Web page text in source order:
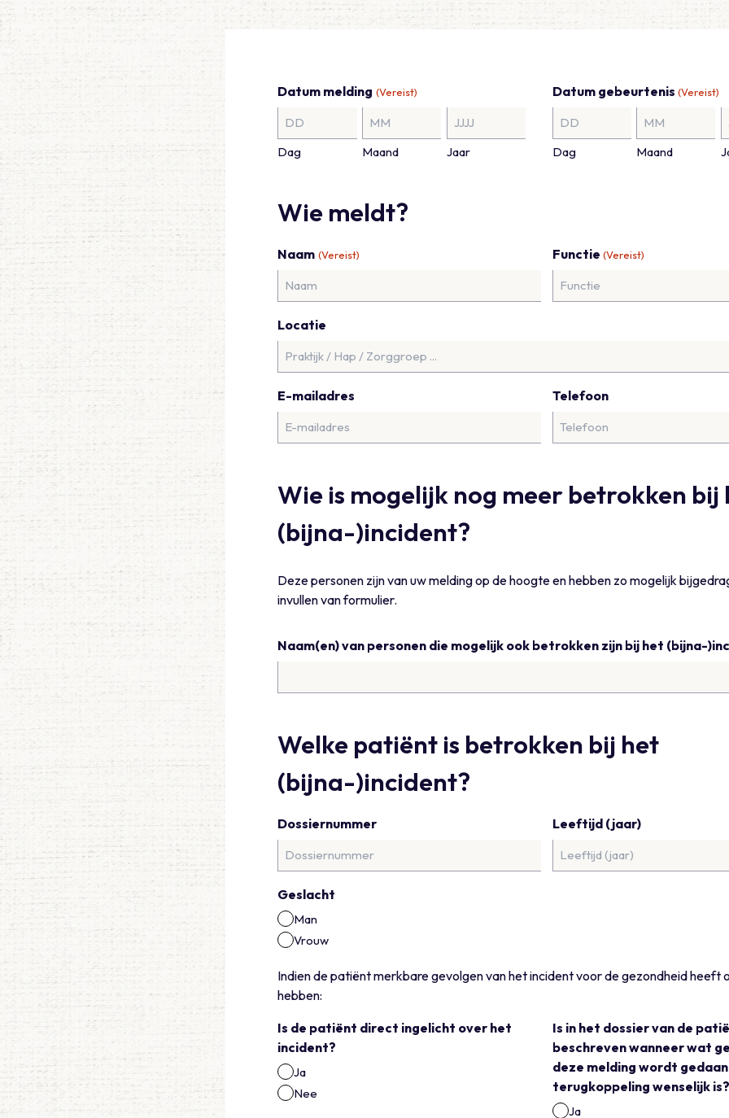
Datum melding (Vereist)
Dag Maand Jaar
Datum gebeurtenis (Vereist)
Dag Maand
Wie meldt?
Naam (Vereist) Functie (Vereist)
Locatie
E-mailadres Telefoon
Wie is mogelijk nog meer betrokken bij
(bijna-)incident?
Deze personen zijn van uw melding op de hoogte en hebben zo mogelijk
invullen van formulier.
Naam(en) van personen die mogelijk ook betrokken zijn bij het (bijna-
Welke patiënt is betrokken bij het
(bijna-)incident?
Dossiernummer Leeftijd (jaar)
Geslacht
Man
Vrouw
Indien de patiënt merkbare gevolgen van het incident voor de gezondheid heeft
hebben:
Is de patiënt direct ingelicht over het
incident?
Ja
Nee
Is in het dossier van de
beschreven wanneer wat
deze melding wordt
terugkoppeling wenselijk is?
Ja